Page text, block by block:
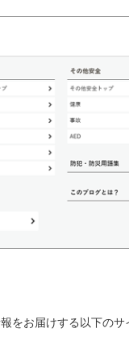
をお届けする以下のサ